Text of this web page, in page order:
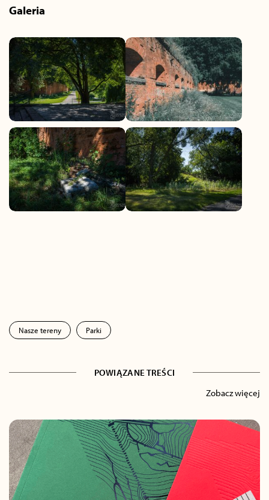
Galeria
Nasze tereny Parki
POWIĄZANE TREŚCI
Zobacz więcej